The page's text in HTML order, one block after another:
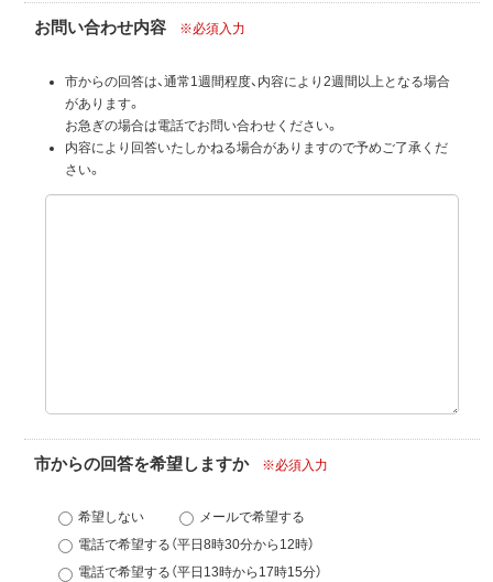
お問い合わせ内容 ※必須入力
市からの回答は、通常1週間程度、内容により2週間以上となる場合
があります。
お急ぎの場合は電話でお問い合わせください。
内容により回答いたしかねる場合がありますので予めご了承くだ
さい。
市からの回答を希望しますか ※必須入力
希望しない
メールで希望する
電話で希望する（平日8時30分から12時）
電話で希望する（平日13時から17時15分）